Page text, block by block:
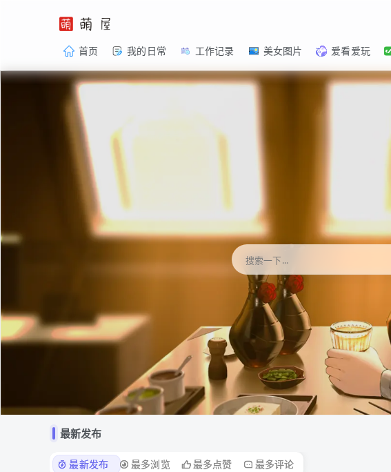
首页 我的日常 工作记录 美女图片 爱看爱玩
最新发布
最新发布 最多浏览 最多点赞 最多评论